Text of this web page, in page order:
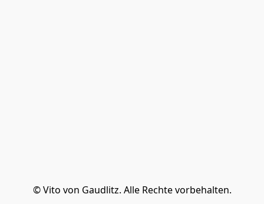
© Vito von Gaudlitz. Alle Rechte vorbehalten.